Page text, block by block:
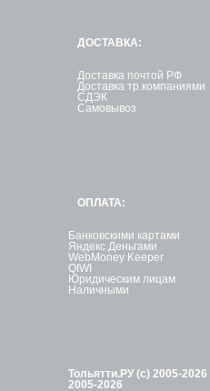
ДОСТАВКА:
Доставка почтой РФ
Доставка тр.компаниями
СДЭК
Самовывоз
ОПЛАТА:
Банковскими картами
Яндекс Деньгами
WebMoney Keeper
QIWI
Юридическим лицам
Наличными
Тольятти.РУ (с) 2005-2026
2005-2026